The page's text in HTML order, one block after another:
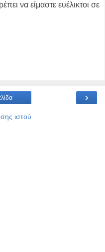
να είμαστε ευέλικτοι σε
›
ιστού